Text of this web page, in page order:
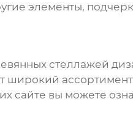
элементы,
стеллажей
сайте вы можете